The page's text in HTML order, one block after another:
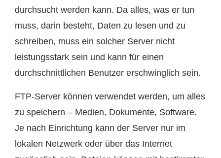
durchsucht werden kann. Da alles, was er tun
muss, darin besteht, Daten zu lesen und zu
schreiben, muss ein solcher Server nicht
leistungsstark sein und kann für einen
durchschnittlichen Benutzer erschwinglich sein.
FTP-Server können verwendet werden, um alles
zu speichern – Medien, Dokumente, Software.
Je nach Einrichtung kann der Server nur im
lokalen Netzwerk oder über das Internet